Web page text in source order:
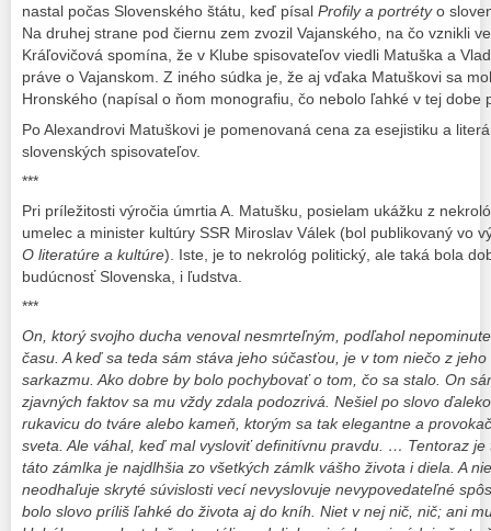
nastal počas Slovenského štátu, keď písal Profily a portrétyo
Na druhej strane pod čiernu zem zvozil Vajanského, na čo vznikli
Kráľovičová spomína, že v Klube spisovateľov viedli Matuška a
práve o Vajanskom. Z iného súdka je, že aj vďaka Matuškovi sa
Hronského (napísal o ňom monografiu, čo nebolo ľahké v tej dobe
Po Alexandrovi Matuškovi je pomenovaná cena za esejistiku a
slovenských spisovateľov.
***
Pri príležitosti výročia úmrtia A. Matušku, posielam ukážku z
umelec a minister kultúry SSR Miroslav Válek (bol publikovaný vo
O literatúre a kultúre). Iste, je to nekrológ politický, ale taká bola
budúcnosť Slovenska, i ľudstva.
***
On, ktorý svojho ducha venoval nesmrteľným, podľahol
času. A keď sa teda sám stáva jeho súčasťou, je v tom niečo z
sarkazmu. Ako dobre by bolo pochybovať o tom, čo sa stalo. On
zjavných faktov sa mu vždy zdala podozrivá. Nešiel po slovo
rukavicu do tváre alebo kameň, ktorým sa tak elegantne a
sveta. Ale váhal, keď mal vysloviť definitívnu pravdu. … Tentoraz je
táto zámlka je najdlhšia zo všetkých zámlk vášho života i diela. A
neodhaľuje skryté súvislosti vecí nevyslovuje nevypovedateľné
bolo slovo príliš ľahké do života aj do kníh. Niet v nej nič, nič; ani